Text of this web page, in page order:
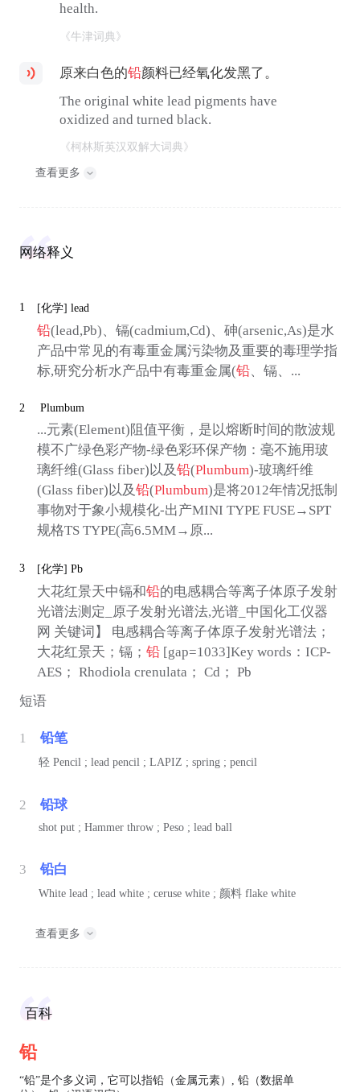
health.
《牛津词典》
原来白色的铅颜料已经氧化发黑了。
The original white lead pigments have
oxidized and turned black.
《柯林斯英汉双解大词典》
查看更多
网络释义
1 [化学] lead
铅(lead,Pb)、镉(cadmium,Cd)、砷(arsenic,As)是水
产品中常见的有毒重金属污染物及重要的毒理学指
标,研究分析水产品中有毒重金属(铅、镉、...
2 Plumbum
...元素(Element)阻值平衡，是以熔断时间的散波规
模不广绿色彩产物-绿色彩环保产物：毫不施用玻
璃纤维(Glass fiber)以及铅(Plumbum)-玻璃纤维
(Glass fiber)以及铅(Plumbum)是将2012年情况抵制
事物对于象小规模化-出产MINI TYPE FUSE→SPT
规格TS TYPE(高6.5MM→原...
3 [化学] Pb
大花红景天中镉和铅的电感耦合等离子体原子发射
光谱法测定_原子发射光谱法,光谱_中国化工仪器
网 关键词】 电感耦合等离子体原子发射光谱法；
大花红景天；镉； 铅[gap=1033]Key words：ICP-
AES； Rhodiola crenulata； Cd； Pb
短语
1 铅笔
轻 Pencil ; lead pencil ; LAPIZ ; spring ; pencil
2 铅球
shot put ; Hammer throw ; Peso ; lead ball
3 铅白
White lead ; lead white ; ceruse white ; 颜料 flake white
查看更多
百科
铅
“铅”是个多义词，它可以指铅（金属元素）, 铅（数据单